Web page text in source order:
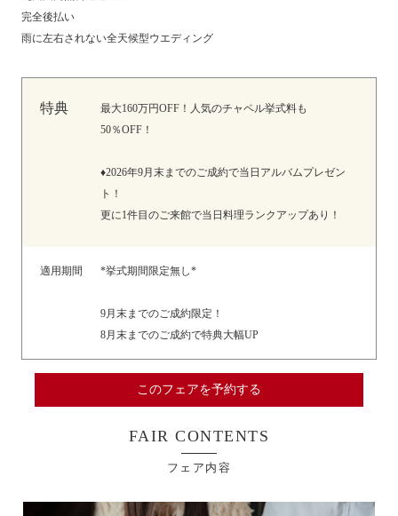
完全後払い
雨に左右されない全天候型ウエディング
特典
最大160万円OFF！人気のチャペル挙式料も
50％OFF！
♦2026年9月末までのご成約で当日アルバムプレゼン
ト！
更に1件目のご来館で当日料理ランクアップあり！
適用期間 *挙式期間限定無し*
9月末までのご成約限定！
8月末までのご成約で特典大幅UP
このフェアを予約する
FAIR CONTENTS
フェア内容